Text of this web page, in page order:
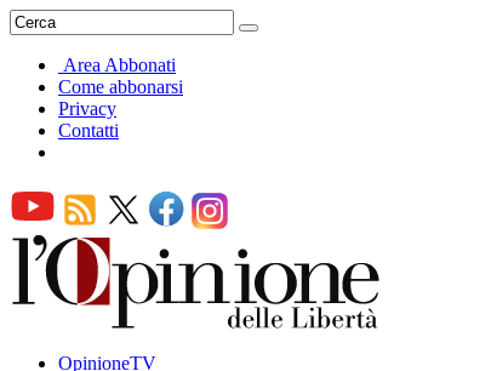
Area Abbonati
Come abbonarsi
Privacy
Contatti
OpinioneTV